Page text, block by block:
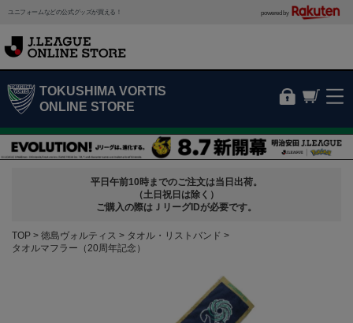
ユニフォームなどの公式グッズが買える！ powered by
TOKUSHIMA VORTIS
ONLINE STORE
平日午前10時までのご注文は当日出荷。
（土日祝日は除く）
ご購入の際はＪリーグIDが必要です。
TOP 徳島ヴォルティス
タオル・リストバンド
タオルマフラー（20周年記念）